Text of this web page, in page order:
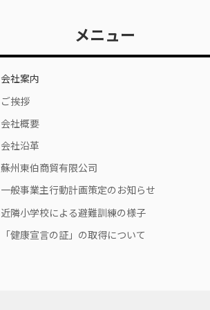
メニュー
会社案内
ご挨拶
会社概要
会社沿革
蘇州東伯商貿有限公司
一般事業主行動計画策定のお知らせ
近隣小学校による避難訓練の様子
「健康宣言の証」の取得について